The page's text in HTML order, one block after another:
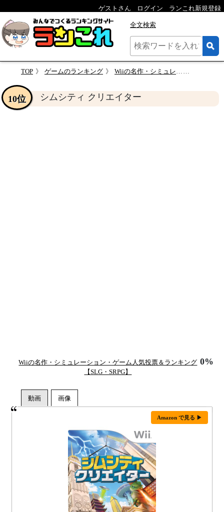
ゲストさん ログイン ランこれ新規登録
全文検索
TOP ゲームのランキング Wiiの名作・シミュレーション・ゲーム人気投票＆ランキング【SLG・SRPG】
シムシティ クリエイター
10位
Wiiの名作・シミュレーション・ゲーム人気投票＆ランキング
【SLG・SRPG】
0%
Amazon で見る ▶